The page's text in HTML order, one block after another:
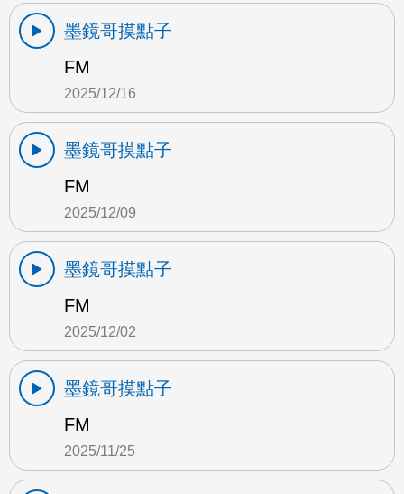
墨鏡哥摸點子
FM
2025/12/16
墨鏡哥摸點子
FM
2025/12/09
墨鏡哥摸點子
FM
2025/12/02
墨鏡哥摸點子
FM
2025/11/25